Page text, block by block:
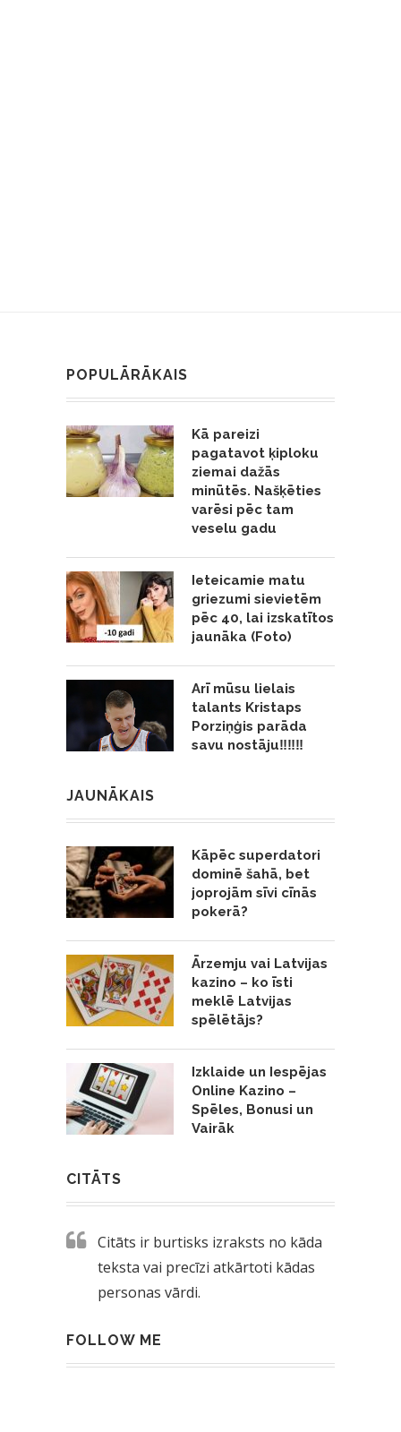
POPULĀRĀKAIS
Kā pareizi
pagatavot ķiploku
ziemai dažās
minūtēs. Našķēties
varēsi pēc tam
veselu gadu
Ieteicamie matu
griezumi sievietēm
pēc 40, lai izskatītos
jaunāka (Foto)
Arī mūsu lielais
talants Kristaps
Porziņģis parāda
savu nostāju‼️‼️‼️
JAUNĀKAIS
Kāpēc superdatori
dominē šahā, bet
joprojām sīvi cīnās
pokerā?
Ārzemju vai Latvijas
kazino – ko īsti
meklē Latvijas
spēlētājs?
Izklaide un Iespējas
Online Kazino –
Spēles, Bonusi un
Vairāk
CITĀTS
Citāts ir burtisks izraksts no kāda
teksta vai precīzi atkārtoti kādas
personas vārdi.
FOLLOW ME